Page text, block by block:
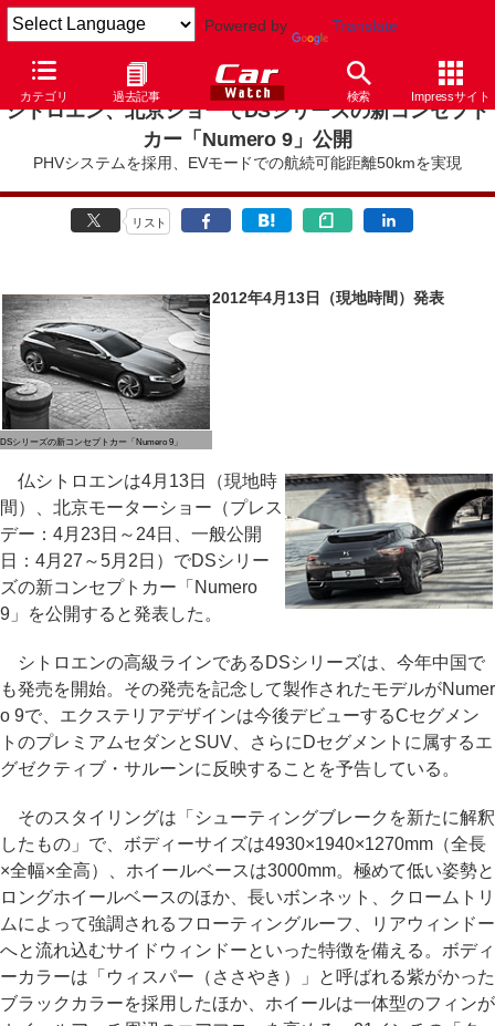
Powered by Translate
カテゴリ 過去記事 検索 Impressサイト
シトロエン、北京ショーでDSシリーズの新コンセプト
カー「Numero 9」公開
PHVシステムを採用、EVモードでの航続可能距離50kmを実現
リスト
DSシリーズの新コンセプトカー「Numero 9」
2012年4月13日（現地時間）発表
仏シトロエンは4月13日（現地時
間）、北京モーターショー（プレス
デー：4月23日～24日、一般公開
日：4月27～5月2日）でDSシリー
ズの新コンセプトカー「Numero
9」を公開すると発表した。
シトロエンの高級ラインであるDSシリーズは、今年中国で
も発売を開始。その発売を記念して製作されたモデルがNumer
o 9で、エクステリアデザインは今後デビューするCセグメン
トのプレミアムセダンとSUV、さらにDセグメントに属するエ
グゼクティブ・サルーンに反映することを予告している。
そのスタイリングは「シューティングブレークを新たに解釈
したもの」で、ボディーサイズは4930×1940×1270mm（全長
×全幅×全高）、ホイールベースは3000mm。極めて低い姿勢と
ロングホイールベースのほか、長いボンネット、クロームトリ
ムによって強調されるフローティングルーフ、リアウィンドー
へと流れ込むサイドウィンドーといった特徴を備える。ボディ
ーカラーは「ウィスパー（ささやき）」と呼ばれる紫がかった
ブラックカラーを採用したほか、ホイールは一体型のフィンが